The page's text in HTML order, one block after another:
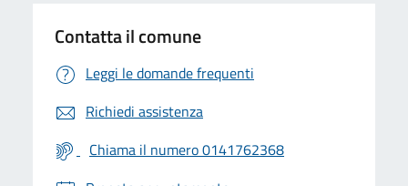
Contatta il comune
Leggi le domande frequenti
Richiedi assistenza
Chiama il numero 0141762368